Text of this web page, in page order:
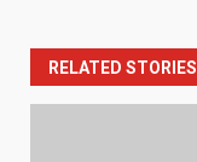
RELATED STORIES